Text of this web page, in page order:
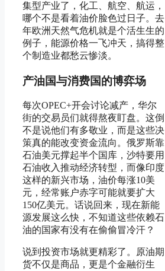
集型产业了，化工、航空、航运，
哪个不是看着油价脸色过日子。去
年欧洲天然气危机就是个活生生的
例子，能源价格一飞冲天，搞得整
个制造业都愁云惨淡。
产油国与消费国的博弈场
每次OPEC+开会讨论减产，华尔
街的交易员们就得熬夜盯盘。这倒
不是说他们有多敬业，而是这些决
策真的能改变资金流向。俄罗斯靠
石油美元撑起半个国库，沙特要用
石油收入推动经济转型，而像印度
这样的新兴市场，油价每涨10美
元，经常账户赤字可能就要扩大
150亿美元。话说回来，现在新能
源发展这么快，不知道这些依赖石
油的国家有没有在偷偷冒冷汗？
说到投资市场就更精彩了。原油期
货不仅是商品，更是个金融衍生